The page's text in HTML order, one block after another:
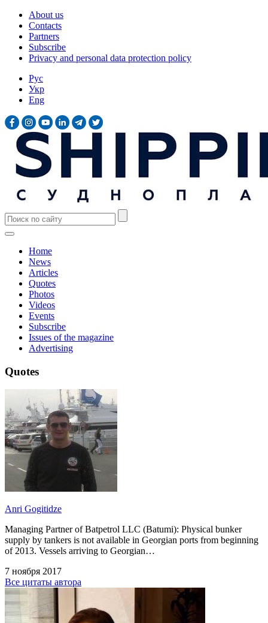
About us
Contacts
Partners
Subscribe
Privacy and personal data protection policy
Рус
Укр
Eng
Home
News
Articles
Quotes
Photos
Videos
Events
Subscribe
Issues of the magazine
Advertising
Quotes
Anri Gogitidze
Managing Partner of Batpetrol LLC (Batumi): Physical bunker
supply by tankers is not available in Georgian ports from beginning
of 2013. Vessels arriving to Georgian…
7 ноября 2017
Все цитаты автора